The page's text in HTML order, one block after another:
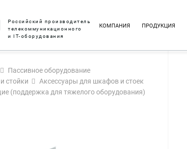
Российский производитель
телекоммуникационного
и IT-оборудования
КОМПАНИЯ ПРОДУКЦИЯ
Пассивное оборудование
стойки
Аксессуары для шкафов и стоек
(поддержка для тяжелого оборудования)